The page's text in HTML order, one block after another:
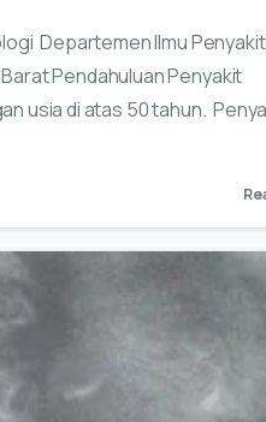
Departemen Ilmu Penyakit
Pendahuluan Penyakit
usia di atas 50 tahun.